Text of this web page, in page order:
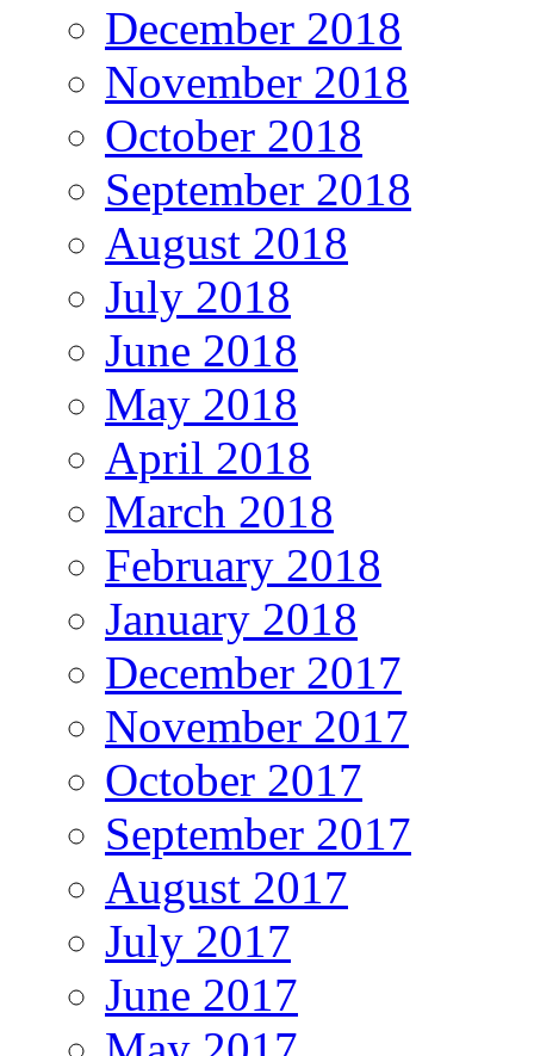
December 2018
November 2018
October 2018
September 2018
August 2018
July 2018
June 2018
May 2018
April 2018
March 2018
February 2018
January 2018
December 2017
November 2017
October 2017
September 2017
August 2017
July 2017
June 2017